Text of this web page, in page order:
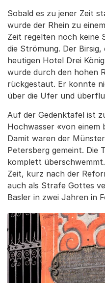
Sobald es zu jener Zeit
wurde der Rhein zu
Zeit regelten noch keine
die Strömung. Der Birsig,
heutigen Hotel Drei
wurde durch den hohen
rückgestaut. Er konnte
über die Ufer und
Auf der Gedenktafel ist
Hochwasser «von einem
Damit waren der
Petersberg gemeint. Die
komplett
Zeit, kurz nach der
auch als Strafe Gottes
Basler in zwei Jahren in